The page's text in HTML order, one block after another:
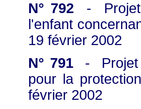
N° 792 - Projet
l'enfant
19 février 2002
N° 791- Projet
pour la
février 2002